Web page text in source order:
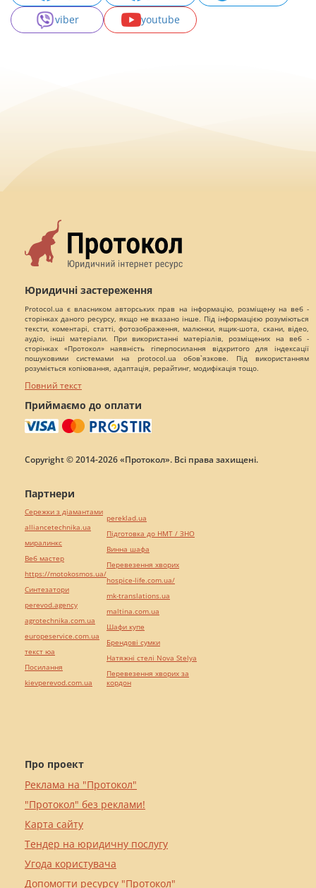
viber
youtube
Юридичні застереження
Protocol.ua є власником авторських прав на інформацію, розміщену на веб -
сторінках даного ресурсу, якщо не вказано інше. Під інформацією розуміються
тексти, коментарі, статті, фотозображення, малюнки, ящик-шота, скани, відео,
аудіо, інші матеріали. При використанні матеріалів, розміщених на веб -
сторінках «Протокол» наявність гіперпосилання відкритого для індексації
пошуковими системами на protocol.ua обов`язкове. Під використанням
розуміється копіювання, адаптація, рерайтинг, модифікація тощо.
Повний текст
Приймаємо до оплати
Copyright © 2014-2026 «Протокол». Всі права захищені.
Про проект
Реклама на "Протокол"
"Протокол" без реклами!
Карта сайту
Тендер на юридичну послугу
Угода користувача
Допомогти ресурсу "Протокол"
Партнери
Сережки з діамантами
alliancetechnika.ua
миралинкс
Веб мастер
https://motokosmos.ua/
Синтезатори
perevod.agency
agrotechnika.com.ua
europeservice.com.ua
текст юа
Посилання
kievperevod.com.ua
pereklad.ua
Підготовка до НМТ / ЗНО
Винна шафа
Перевезення хворих
hospice-life.com.ua/
mk-translations.ua
maltina.com.ua
Шафи купе
Брендові сумки
Натяжні стелі Nova Stelya
Перевезення хворих за
кордон